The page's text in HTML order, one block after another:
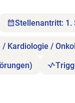
Stellenantritt: 1.
Kardiologie /